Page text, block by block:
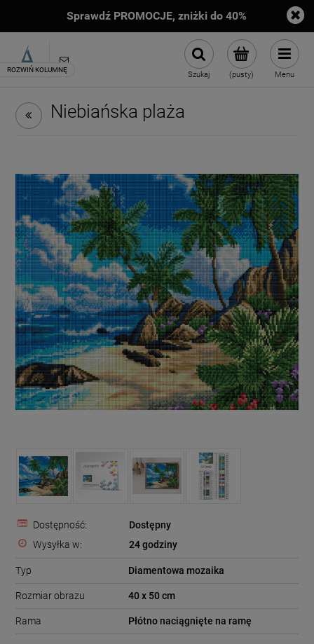
Sprawdź PROMOCJE, zniżki do 40%
(pusty)
Szukaj Menu
Niebiańska plaża
Dostępność:
Dostępny
Wysyłka w:
24 godziny
Typ Diamentowa mozaika
Rozmiar obrazu 40 x 50 cm
Rama Płótno naciągnięte na ramę